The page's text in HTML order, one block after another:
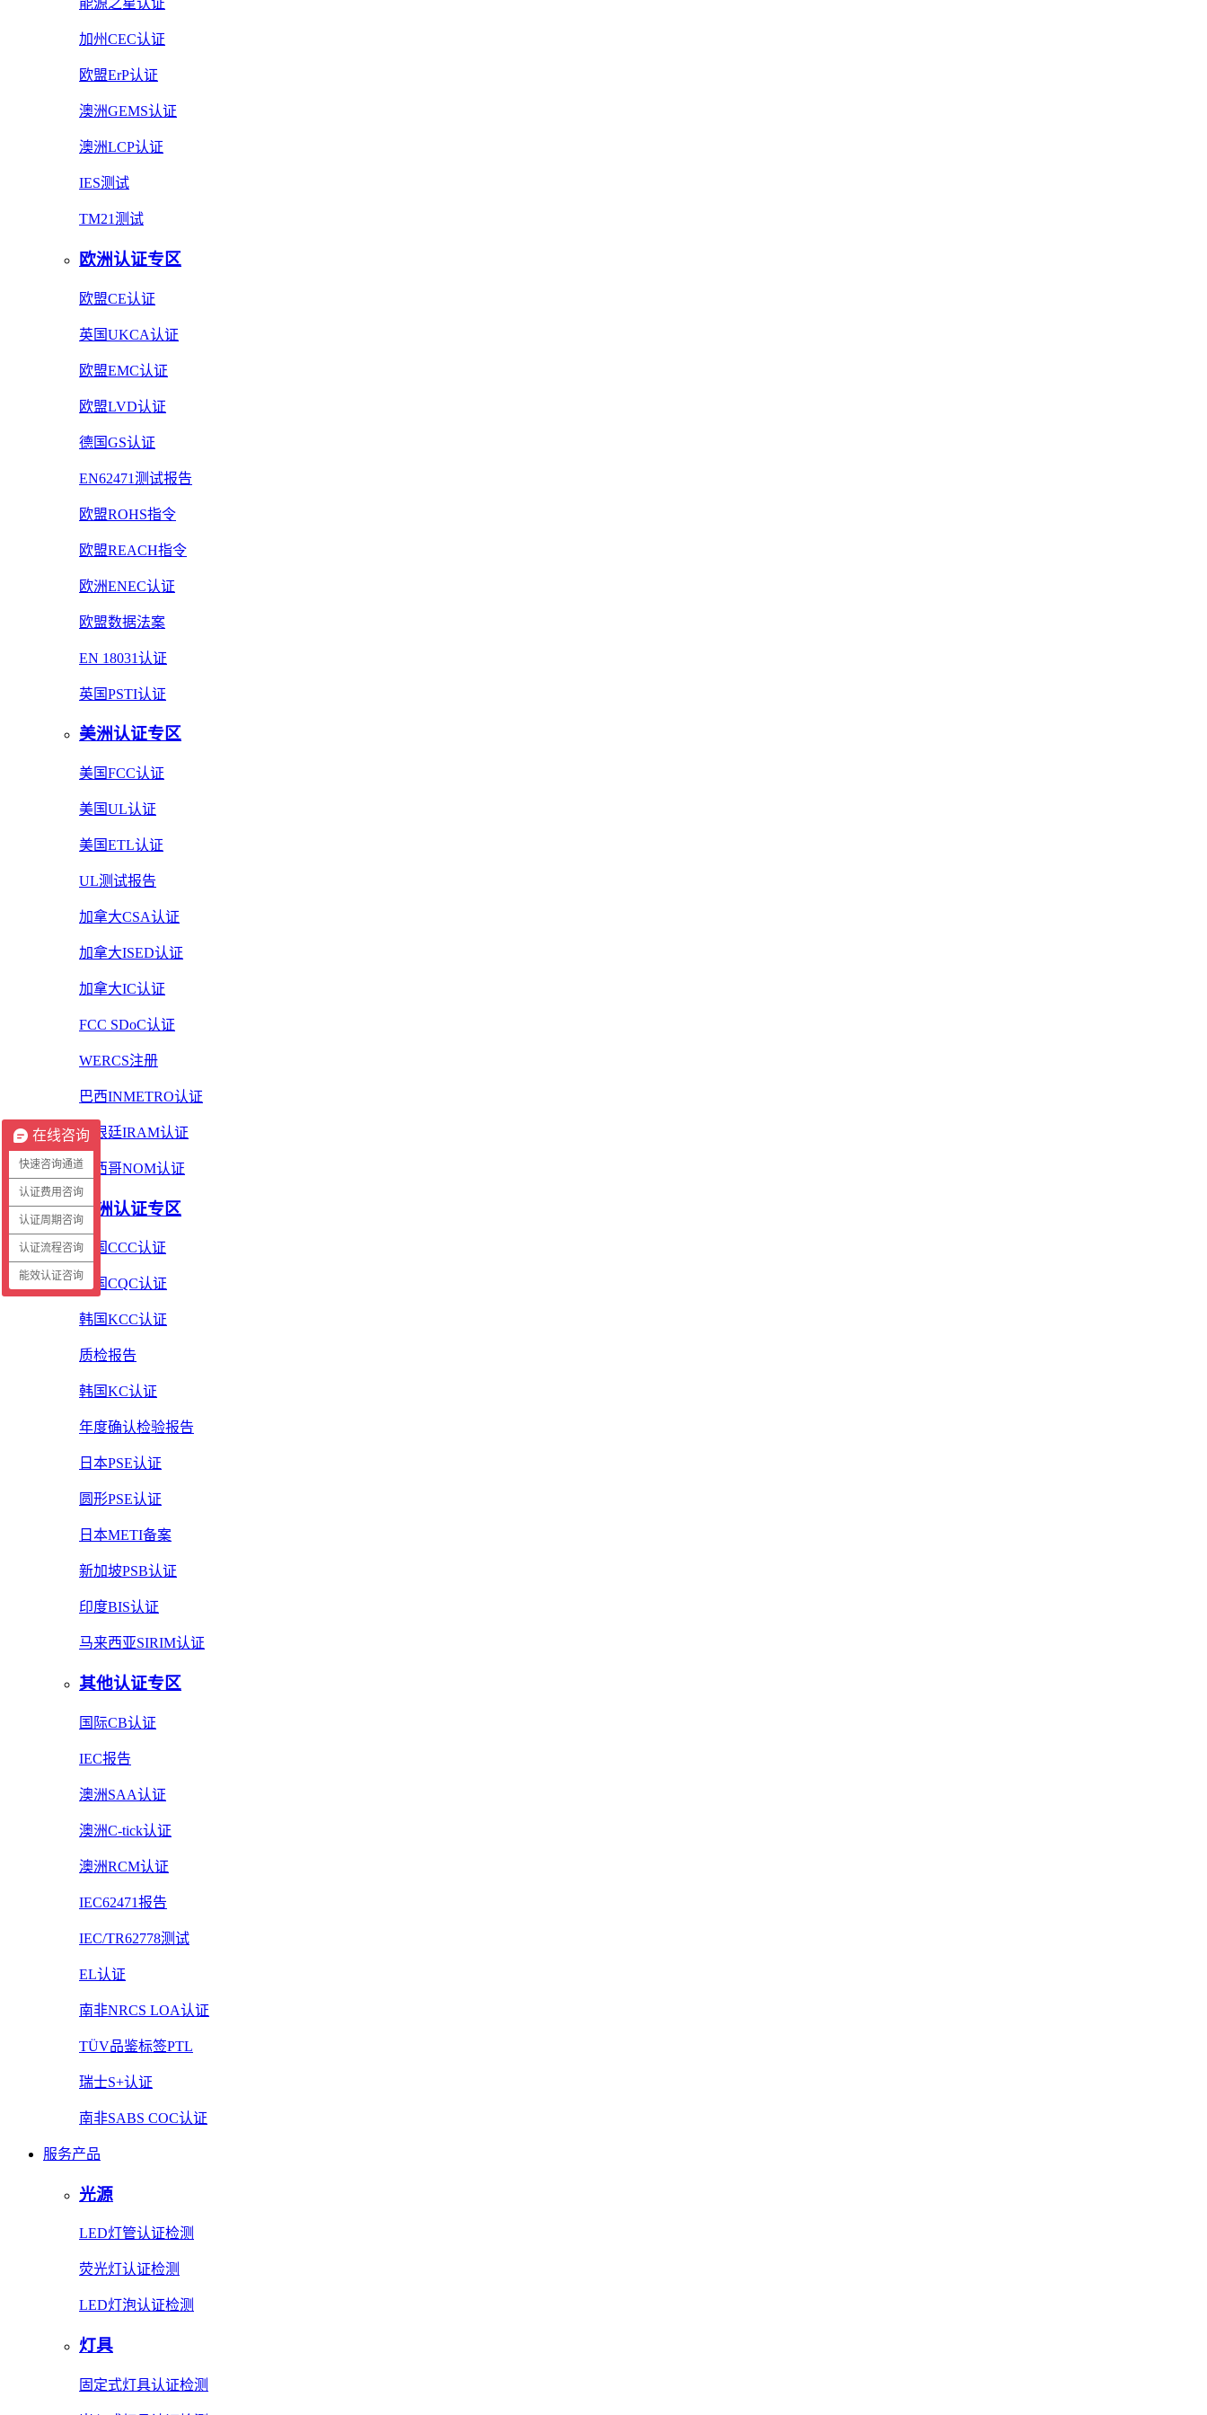
能源之星认证
加州CEC认证
欧盟ErP认证
澳洲GEMS认证
澳洲LCP认证
IES测试
TM21测试
欧洲认证专区
欧盟CE认证
英国UKCA认证
欧盟EMC认证
欧盟LVD认证
德国GS认证
EN62471测试报告
欧盟ROHS指令
欧盟REACH指令
欧洲ENEC认证
欧盟数据法案
EN 18031认证
英国PSTI认证
美洲认证专区
美国FCC认证
美国UL认证
美国ETL认证
UL测试报告
加拿大CSA认证
加拿大ISED认证
加拿大IC认证
FCC SDoC认证
WERCS注册
巴西INMETRO认证
阿根廷IRAM认证
墨西哥NOM认证
亚洲认证专区
中国CCC认证
中国CQC认证
韩国KCC认证
质检报告
韩国KC认证
年度确认检验报告
日本PSE认证
圆形PSE认证
日本METI备案
新加坡PSB认证
印度BIS认证
马来西亚SIRIM认证
其他认证专区
国际CB认证
IEC报告
澳洲SAA认证
澳洲C-tick认证
澳洲RCM认证
IEC62471报告
IEC/TR62778测试
EL认证
南非NRCS LOA认证
TÜV品鉴标签PTL
瑞士S+认证
南非SABS COC认证
服务产品
光源
LED灯管认证检测
荧光灯认证检测
LED灯泡认证检测
灯具
固定式灯具认证检测
在线咨询
快速咨询通道
认证费用咨询
认证周期咨询
认证流程咨询
能效认证咨询